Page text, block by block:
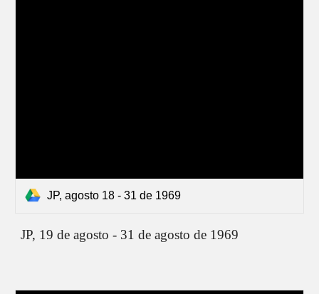
JP, agosto 18 - 31 de 1969
JP, 19 de agosto - 31 de agosto de 1969